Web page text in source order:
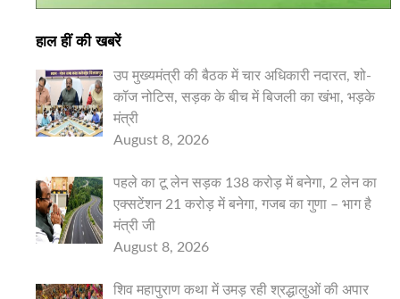
हाल हीं की खबरें
उप मुख्यमंत्री की बैठक में चार अधिकारी नदारत, शो-
कॉज नोटिस, सड़क के बीच में बिजली का खंभा, भड़के
मंत्री
August 8, 2026
पहले का टू लेन सड़क 138 करोड़ में बनेगा, 2 लेन का
एक्सटेंशन 21 करोड़ में बनेगा, गजब का गुणा – भाग है
मंत्री जी
August 8, 2026
शिव महापुराण कथा में उमड़ रही श्रद्धालुओं की अपार